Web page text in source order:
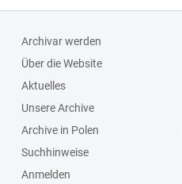
Archivar werden
Über die Website
Aktuelles
Unsere Archive
Archive in Polen
Suchhinweise
Anmelden